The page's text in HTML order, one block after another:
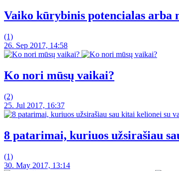
Vaiko kūrybinis potencialas arba
(1)
26. Sep 2017, 14:58
Ko nori mūsų vaikai?
(2)
25. Jul 2017, 16:37
8 patarimai, kuriuos užsirašiau
(1)
30. May 2017, 13:14